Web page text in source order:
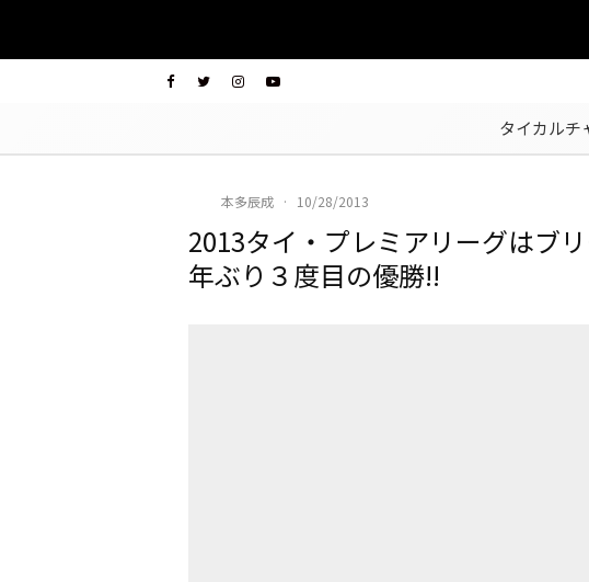
タイカルチ
本多辰成 · 10/28/2013
2013タイ・プレミアリーグはブ
年ぶり３度目の優勝!!